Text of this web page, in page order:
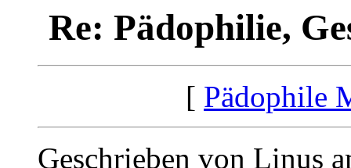
Re: Pädophilie,
[ Pädophile
Geschrieben von Linus